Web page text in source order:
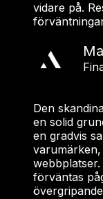
vidare på.
Den
en solid
en gradvis
förväntas